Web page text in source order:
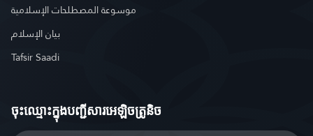
موسوعة المصطلحات الإسلامية
بيان الإسلام
Tafsir Saadi
ចុះឈ្មោះ​ក្នុងបញ្ជីសារអេឡិចត្រូនិច